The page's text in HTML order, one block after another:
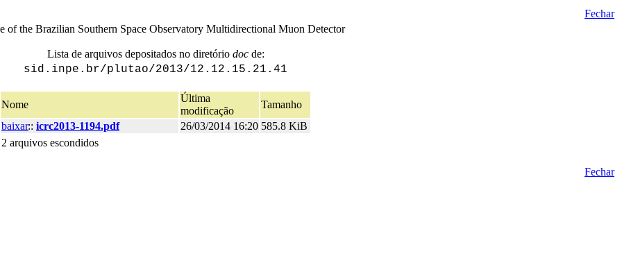
Fechar
of the Brazilian Southern Space Observatory Multidirectional Muon Detector
Lista de arquivos depositados no diretório docde:
sid.inpe.br/plutao/2013/12.12.15.21.41
Nome
Última
modificação
Tamanho
baixar:: icrc2013-1194.pdf 26/03/2014 16:20 585.8 KiB
2 arquivos escondidos
Fechar